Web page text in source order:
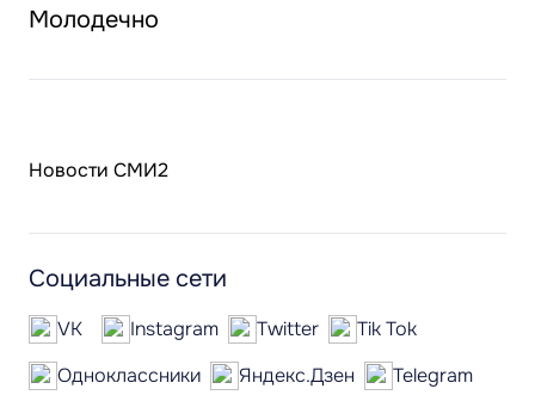
Молодечно
Новости СМИ2
Социальные сети
VK Instagram Twitter
Tik Tok
Одноклассники
Яндекс.Дзен
Telegram